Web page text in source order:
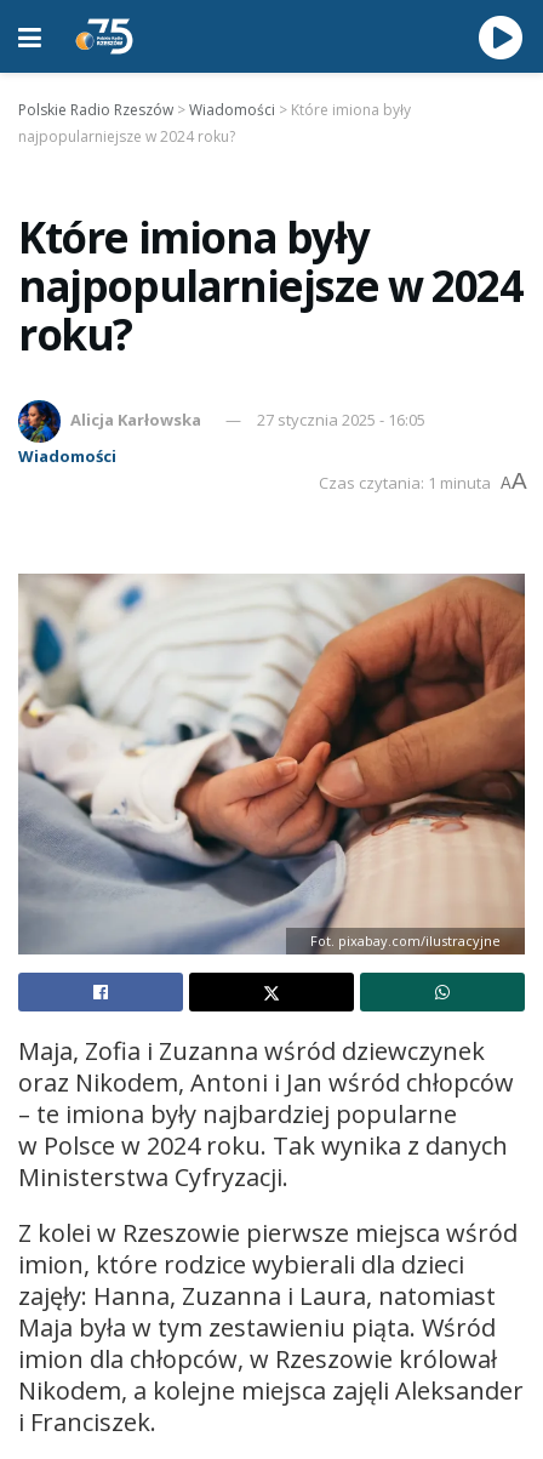
Polskie Radio Rzeszów >Wiadomości > Które imiona były
najpopularniejsze w 2024 roku?
Które imiona były
najpopularniejsze w 2024
roku?
Alicja Karłowska
27 stycznia 2025 - 16:05
Wiadomości
Czas czytania: 1 minuta AA
Fot. pixabay.com/ilustracyjne
Maja, Zofia i Zuzanna wśród dziewczynek
oraz Nikodem, Antoni i Jan wśród chłopców
– te imiona były najbardziej popularne
w Polsce w 2024 roku. Tak wynika z danych
Ministerstwa Cyfryzacji.
Z kolei w Rzeszowie pierwsze miejsca wśród
imion, które rodzice wybierali dla dzieci
zajęły: Hanna, Zuzanna i Laura, natomiast
Maja była w tym zestawieniu piąta. Wśród
imion dla chłopców, w Rzeszowie królował
Nikodem, a kolejne miejsca zajęli Aleksander
i Franciszek.